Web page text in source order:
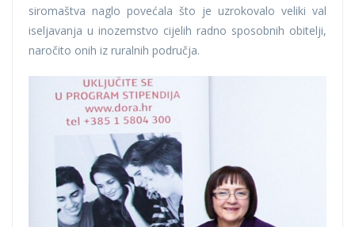
siromaštva naglo povećala što je uzrokovalo veliki val
iseljavanja u inozemstvo cijelih radno sposobnih obitelji,
naročito onih iz ruralnih područja.